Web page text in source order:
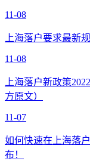
11-08
上海落户要求最新
11-08
上海落户新政策
方原文）
11-07
如何快速在上海落
布！